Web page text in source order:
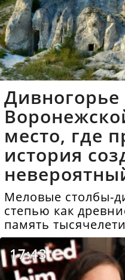
Дивногорье
место, где
история
Меловые столбы-
степью как
память
17:43